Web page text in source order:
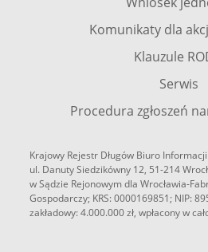
Komunikaty dla
Klauzule
Serwis
Procedura zgłoszeń
Krajowy Rejestr Długów Biuro
ul. Danuty Siedzikówny 12, 51-214
w Sądzie Rejonowym dla Wrocławia-
Gospodarczy; KRS: 0000169851; NIP:
zakładowy: 4.000.000 zł, wpłacony w